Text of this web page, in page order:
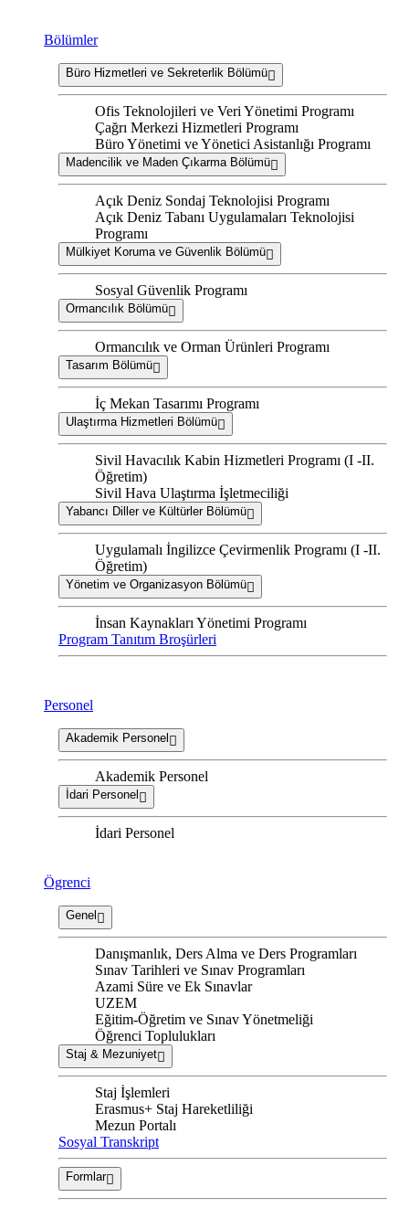
Bölümler
Büro Hizmetleri ve Sekreterlik Bölümü
Ofis Teknolojileri ve Veri Yönetimi Programı
Çağrı Merkezi Hizmetleri Programı
Büro Yönetimi ve Yönetici Asistanlığı Programı
Madencilik ve Maden Çıkarma Bölümü
Açık Deniz Sondaj Teknolojisi Programı
Açık Deniz Tabanı Uygulamaları Teknolojisi
Programı
Mülkiyet Koruma ve Güvenlik Bölümü
Sosyal Güvenlik Programı
Ormancılık Bölümü
Ormancılık ve Orman Ürünleri Programı
Tasarım Bölümü
İç Mekan Tasarımı Programı
Ulaştırma Hizmetleri Bölümü
Sivil Havacılık Kabin Hizmetleri Programı (I -II.
Öğretim)
Sivil Hava Ulaştırma İşletmeciliği
Yabancı Diller ve Kültürler Bölümü
Uygulamalı İngilizce Çevirmenlik Programı (I -II.
Öğretim)
Yönetim ve Organizasyon Bölümü
İnsan Kaynakları Yönetimi Programı
Program Tanıtım Broşürleri
Personel
Akademik Personel
Akademik Personel
İdari Personel
İdari Personel
Ögrenci
Genel
Danışmanlık, Ders Alma ve Ders Programları
Sınav Tarihleri ve Sınav Programları
Azami Süre ve Ek Sınavlar
UZEM
Eğitim-Öğretim ve Sınav Yönetmeliği
Öğrenci Toplulukları
Staj & Mezuniyet
Staj İşlemleri
Erasmus+ Staj Hareketliliği
Mezun Portalı
Sosyal Transkript
Formlar